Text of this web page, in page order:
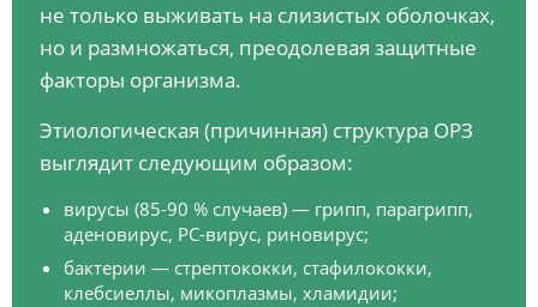
не только выживать на слизистых оболочках,
но и размножаться, преодолевая защитные
факторы организма.
Этиологическая (причинная) структура ОРЗ
выглядит следующим образом:
вирусы (85-90 % случаев) — грипп, парагрипп,
аденовирус, РС-вирус, риновирус;
бактерии — стрептококки, стафилококки,
клебсиеллы, микоплазмы, хламидии;